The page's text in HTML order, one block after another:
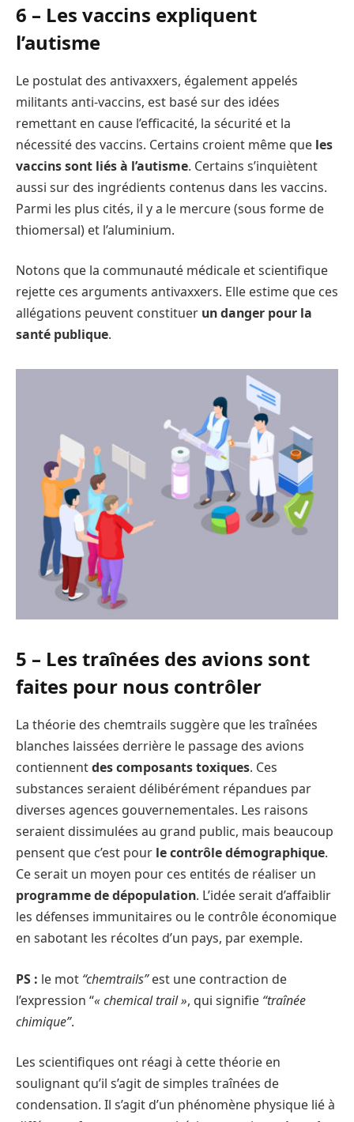
6 – Les vaccins expliquent
l’autisme
Le postulat des antivaxxers, également appelés
militants anti-vaccins, est basé sur des idées
remettant en cause l’efficacité, la sécurité et la
nécessité des vaccins. Certains croient même que les
vaccins sont liés à l’autisme. Certains s’inquiètent
aussi sur des ingrédients contenus dans les vaccins.
Parmi les plus cités, il y a le mercure (sous forme de
thiomersal) et l’aluminium.
Notons que la communauté médicale et scientifique
rejette ces arguments antivaxxers. Elle estime que ces
allégations peuvent constituer un danger pour la
santé publique.
5 – Les traînées des avions sont
faites pour nous contrôler
La théorie des chemtrails suggère que les traînées
blanches laissées derrière le passage des avions
contiennentdes composants toxiques. Ces
substances seraient délibérément répandues par
diverses agences gouvernementales. Les raisons
seraient dissimulées au grand public, mais beaucoup
pensent que c’est pour le contrôle démographique.
Ce serait un moyen pour ces entités de réaliser un
programme de dépopulation. L’idée serait d’affaiblir
les défenses immunitaires ou le contrôle économique
en sabotant les récoltes d’un pays, par exemple.
PS : le mot “chemtrails”est une contraction de
l’expression “« chemical trail », qui signifie “traînée
chimique”.
Les scientifiques ont réagi à cette théorie en
soulignant qu’il s’agit de simples traînées de
condensation. Il s’agit d’un phénomène physique lié à